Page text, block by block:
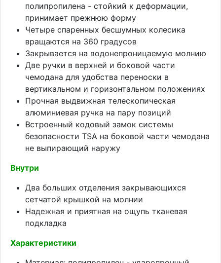
полипропилена - стойкий к деформации,
принимает прежнюю форму
Четыре спаренных бесшумных колесика
вращаются на 360 градусов
Закрывается на водонепроницаемую молнию
Две ручки в верхней и боковой части
чемодана для удобства переноски в
вертикальном и горизонтальном положениях
Прочная выдвижная телескопическая
алюминиевая ручка на пару позиций
Встроенный кодовый замок системы
безопасности TSA на боковой части чемодана
не выпирающий наружу
Внутри
Два больших отделения закрывающихся
сетчатой крышкой на молнии
Надежная и приятная на ощупь тканевая
подкладка
Характеристики